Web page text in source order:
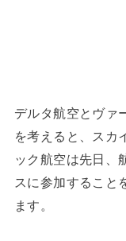
デルタ航空とヴァ
を考えると、スカ
ック航空は先日、
スに参加すること
ます。